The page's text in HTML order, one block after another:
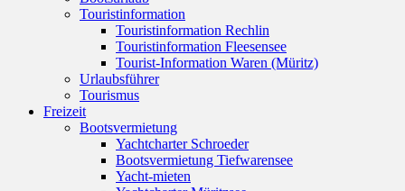
Touristinformation
Touristinformation Rechlin
Touristinformation Fleesensee
Tourist-Information Waren (Müritz)
Urlaubsführer
Tourismus
Freizeit
Bootsvermietung
Yachtcharter Schroeder
Bootsvermietung Tiefwarensee
Yacht-mieten